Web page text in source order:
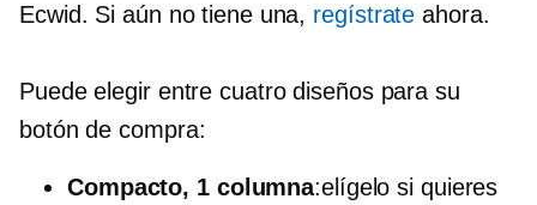
Ecwid. Si aún no tiene una, regístrate ahora.
Puede elegir entre cuatro diseños para su
botón de compra:
Compacto, 1 columna:elígelo si quieres